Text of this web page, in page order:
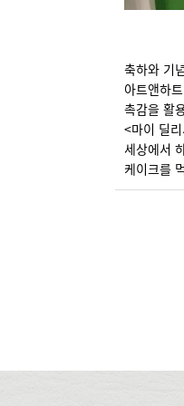
축하와 기
아트앤하
촉감을 활
<마이 딜
세상에서
케이크를